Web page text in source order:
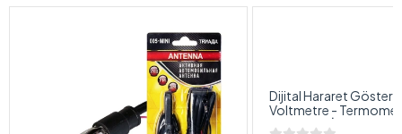
Dijital Hararet
Voltmetre -
Voltmetre İkisi Bir